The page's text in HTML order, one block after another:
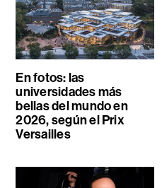
En fotos: las
universidades más
bellas del mundo en
2026, según el Prix
Versailles